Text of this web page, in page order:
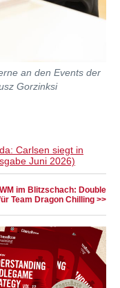
an den Events der
Gorzinksi
Carlsen siegt in
Juni 2026)
im Blitzschach: Double
Team Dragon Chilling >>